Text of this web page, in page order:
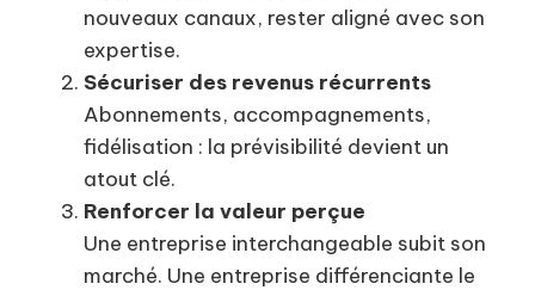
nouveaux canaux, rester aligné avec son
expertise.
Sécuriser des revenus récurrents
Abonnements, accompagnements,
fidélisation : la prévisibilité devient un
atout clé.
Renforcer la valeur perçue
Une entreprise interchangeable subit son
marché. Une entreprise différenciante le